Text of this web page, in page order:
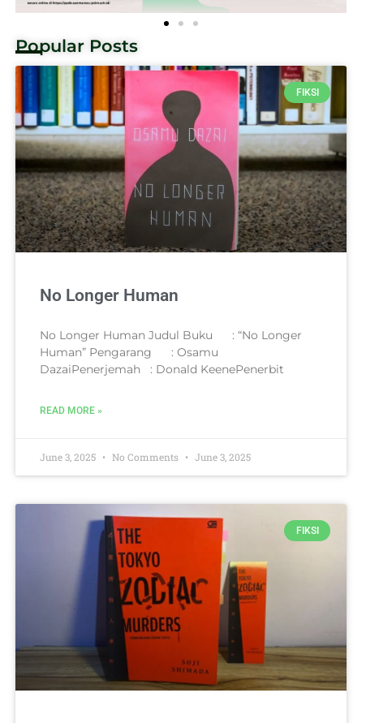
Popular Posts
FIKSI
No Longer Human
No Longer Human Judul Buku : “No Longer
Human” Pengarang : Osamu
DazaiPenerjemah : Donald KeenePenerbit
READ MORE »
June 3, 2025 No Comments June 3, 2025
FIKSI